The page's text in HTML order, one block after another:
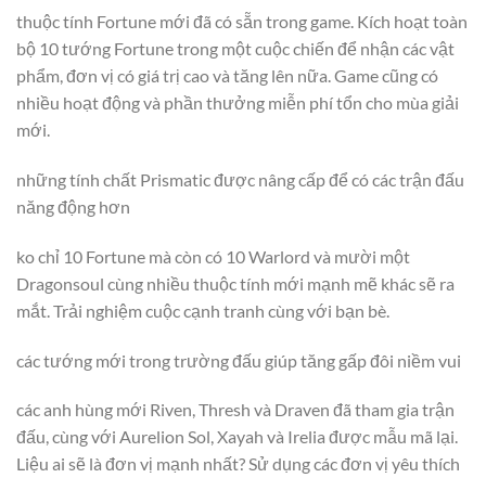
thuộc tính Fortune mới đã có sẵn trong game. Kích hoạt toàn
bộ 10 tướng Fortune trong một cuộc chiến để nhận các vật
phẩm, đơn vị có giá trị cao và tăng lên nữa. Game cũng có
nhiều hoạt động và phần thưởng miễn phí tổn cho mùa giải
mới.
những tính chất Prismatic được nâng cấp để có các trận đấu
năng động hơn
ko chỉ 10 Fortune mà còn có 10 Warlord và mười một
Dragonsoul cùng nhiều thuộc tính mới mạnh mẽ khác sẽ ra
mắt. Trải nghiệm cuộc cạnh tranh cùng với bạn bè.
các tướng mới trong trường đấu giúp tăng gấp đôi niềm vui
các anh hùng mới Riven, Thresh và Draven đã tham gia trận
đấu, cùng với Aurelion Sol, Xayah và Irelia được mẫu mã lại.
Liệu ai sẽ là đơn vị mạnh nhất? Sử dụng các đơn vị yêu thích